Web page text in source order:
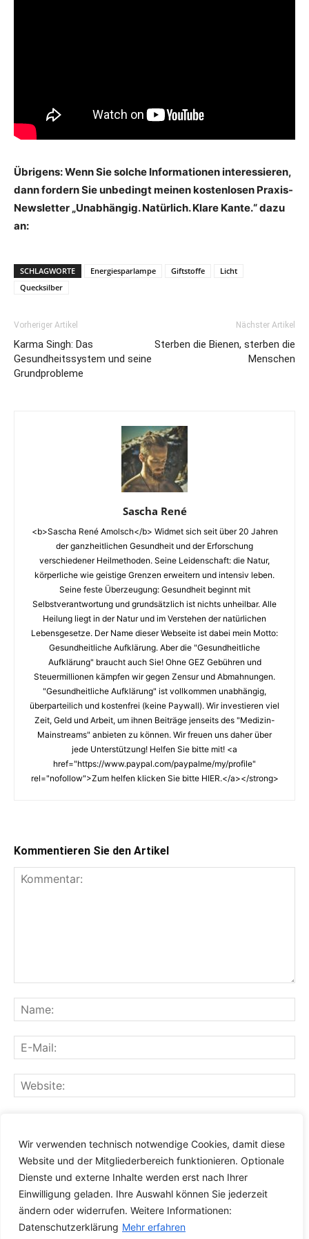
Wir verwenden technisch notwendige Cookies, damit diese
Website und der Mitgliederbereich funktionieren. Optionale
Dienste und externe Inhalte werden erst nach Ihrer
Einwilligung geladen. Ihre Auswahl können Sie jederzeit
ändern oder widerrufen. Weitere Informationen:
Datenschutzerklärung Mehr erfahren
Übrigens: Wenn Sie solche Informationen interessieren,
dann fordern Sie unbedingt meinen kostenlosen Praxis-
Newsletter „Unabhängig. Natürlich. Klare Kante.“ dazu
an:
SCHLAGWORTE Energiesparlampe Giftstoffe
Licht
Quecksilber
Vorheriger Artikel
Karma Singh: Das
Gesundheitssystem und seine
Grundprobleme
Nächster Artikel
Sterben die Bienen, sterben die
Menschen
Sascha René
<b>Sascha René Amolsch</b> Widmet sich seit über 20 Jahren
der ganzheitlichen Gesundheit und der Erforschung
verschiedener Heilmethoden. Seine Leidenschaft: die Natur,
körperliche wie geistige Grenzen erweitern und intensiv leben.
Seine feste Überzeugung: Gesundheit beginnt mit
Selbstverantwortung und grundsätzlich ist nichts unheilbar. Alle
Heilung liegt in der Natur und im Verstehen der natürlichen
Lebensgesetze. Der Name dieser Webseite ist dabei mein Motto:
Gesundheitliche Aufklärung. Aber die "Gesundheitliche
Aufklärung" braucht auch Sie! Ohne GEZ Gebühren und
Steuermillionen kämpfen wir gegen Zensur und Abmahnungen.
"Gesundheitliche Aufklärung" ist vollkommen unabhängig,
überparteilich und kostenfrei (keine Paywall). Wir investieren viel
Zeit, Geld und Arbeit, um ihnen Beiträge jenseits des "Medizin-
Mainstreams" anbieten zu können. Wir freuen uns daher über
jede Unterstützung! Helfen Sie bitte mit! <a
href="https://www.paypal.com/paypalme/my/profile"
rel="nofollow">Zum helfen klicken Sie bitte HIER.</a></strong>
Kommentieren Sie den Artikel
Browser.